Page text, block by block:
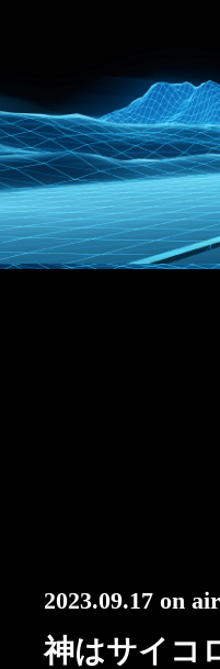
2023.09.17 on air
神はサイコ